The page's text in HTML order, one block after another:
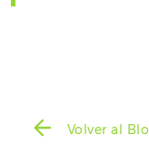
Volver al